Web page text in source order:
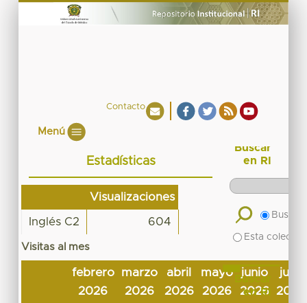
Contacto
Menú
Estadísticas
Visualizaciones
Inglés C2 604
Visitas al mes
febrero
2026
marzo
2026
abril
2026
mayo
2026
junio
2026
julio
2026
Buscar
en RI
Buscar
Esta
Buscar
en RI